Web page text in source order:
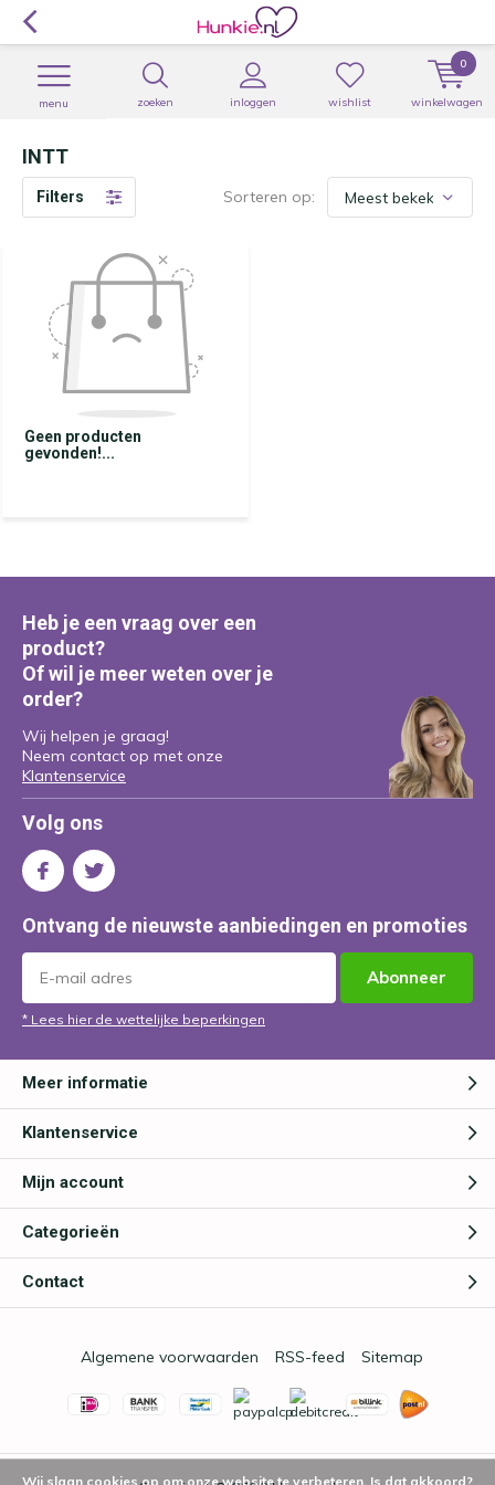
zoeken inloggen
menu wishlist winkelwagen
0
INTT
Filters Sorteren op:
Geen producten
gevonden!...
Heb je een vraag over een
product?
Of wil je meer weten over je
order?
Wij helpen je graag!
Neem contact op met onze
Klantenservice
Volg ons
Ontvang de nieuwste aanbiedingen en promoties
Abonneer
* Lees hier de wettelijke beperkingen
Meer informatie
Klantenservice
Mijn account
Categorieën
Contact
Algemene voorwaarden RSS-feed Sitemap
Wij slaan cookies op om onze website te verbeteren. Is dat akkoord?